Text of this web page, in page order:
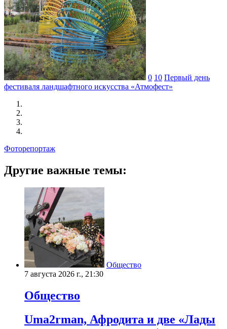
0 10 Первый день
фестиваля ландшафтного искусства «Атмофест»
Фоторепортаж
Другие важные темы:
Общество
7 августа 2026 г., 21:30
Общество
Uma2rman, Афродита и две «Лады